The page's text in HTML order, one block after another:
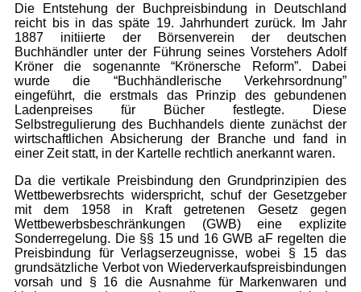
Die Entstehung der Buchpreisbindung in Deutschland
reicht bis in das späte 19. Jahrhundert zurück. Im Jahr
1887 initiierte der Börsenverein der deutschen
Buchhändler unter der Führung seines Vorstehers Adolf
Kröner die sogenannte “Krönersche Reform”. Dabei
wurde die “Buchhändlerische Verkehrsordnung”
eingeführt, die erstmals das Prinzip des gebundenen
Ladenpreises für Bücher festlegte. Diese
Selbstregulierung des Buchhandels diente zunächst der
wirtschaftlichen Absicherung der Branche und fand in
einer Zeit statt, in der Kartelle rechtlich anerkannt waren.
Da die vertikale Preisbindung den Grundprinzipien des
Wettbewerbsrechts widerspricht, schuf der Gesetzgeber
mit dem 1958 in Kraft getretenen Gesetz gegen
Wettbewerbsbeschränkungen (GWB) eine explizite
Sonderregelung. Die §§ 15 und 16 GWB aF regelten die
Preisbindung für Verlagserzeugnisse, wobei § 15 das
grundsätzliche Verbot von Wiederverkaufspreisbindungen
vorsah und § 16 die Ausnahme für Markenwaren und